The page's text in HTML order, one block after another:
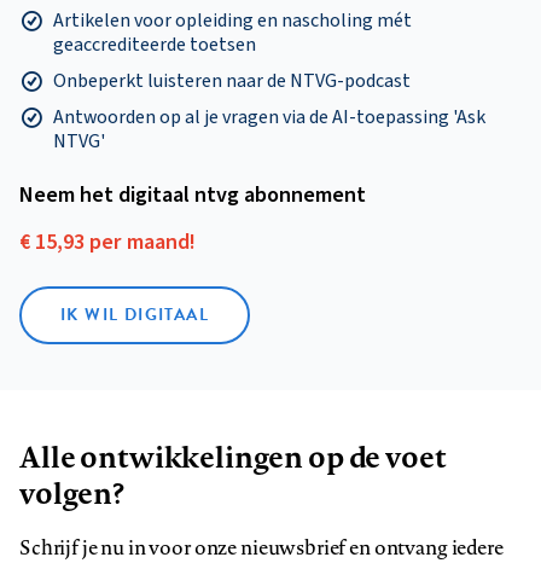
Artikelen voor opleiding en nascholing mét
geaccrediteerde toetsen
Onbeperkt luisteren naar de NTVG-podcast
Antwoorden op al je vragen via de AI-toepassing 'Ask
NTVG'
Neem het digitaal ntvg abonnement
€ 15,93 per maand!
IK WIL DIGITAAL
Alle ontwikkelingen op de voet
volgen?
Schrijf je nu in voor onze nieuwsbrief en ontvang iedere